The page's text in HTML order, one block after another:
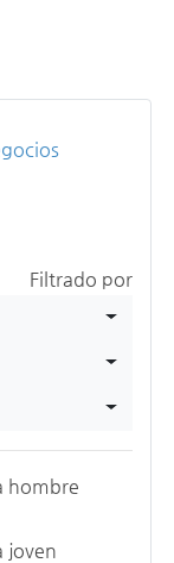
Filtrado por
hombre
joven